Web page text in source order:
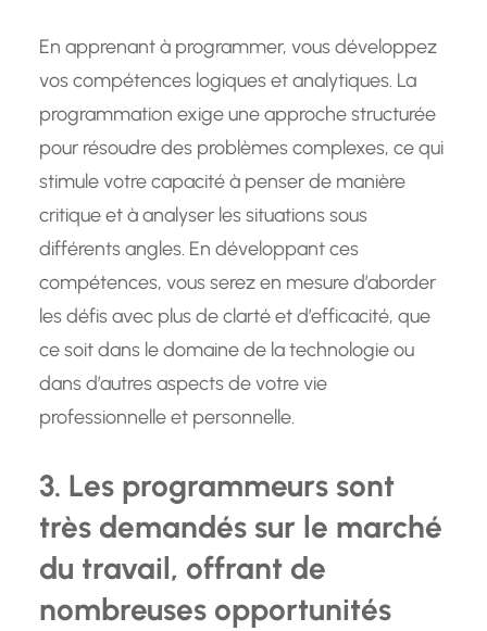
En apprenant à programmer, vous développez
vos compétences logiques et analytiques. La
programmation exige une approche structurée
pour résoudre des problèmes complexes, ce qui
stimule votre capacité à penser de manière
critique et à analyser les situations sous
différents angles. En développant ces
compétences, vous serez en mesure d’aborder
les défis avec plus de clarté et d’efficacité, que
ce soit dans le domaine de la technologie ou
dans d’autres aspects de votre vie
professionnelle et personnelle.
3. Les programmeurs sont
très demandés sur le marché
du travail, offrant de
nombreuses opportunités